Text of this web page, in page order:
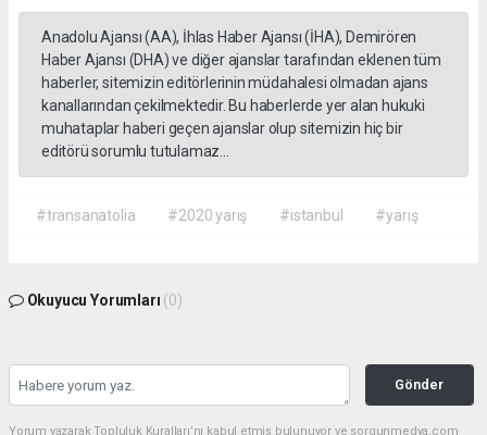
Anadolu Ajansı (AA), İhlas Haber Ajansı (İHA), Demirören
Haber Ajansı (DHA) ve diğer ajanslar tarafından eklenen tüm
haberler, sitemizin editörlerinin müdahalesi olmadan ajans
kanallarından çekilmektedir. Bu haberlerde yer alan hukuki
muhataplar haberi geçen ajanslar olup sitemizin hiç bir
editörü sorumlu tutulamaz...
#transanatolia #2020 yarış #istanbul #yarış
Okuyucu Yorumları (0)
Gönder
Yorum yazarak Topluluk Kuralları’nı kabul etmiş bulunuyor ve sorgunmedya.com